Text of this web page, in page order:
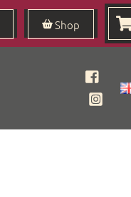
Shop
Facebook
Instagram